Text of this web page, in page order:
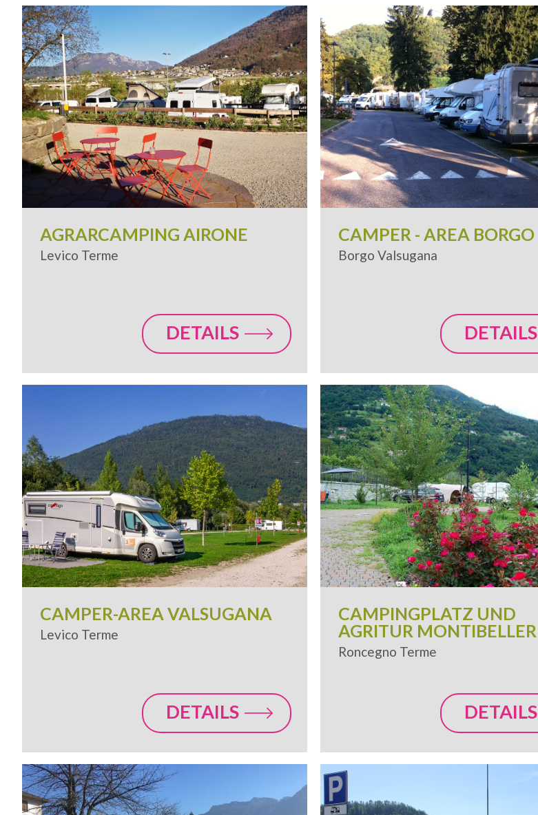
AGRARCAMPING AIRONE
Levico Terme
DETAILS
CAMPER - AREA BORGO
Borgo Valsugana
DETAILS
CAMPER-AREA VALSUGANA
Levico Terme
DETAILS
CAMPINGPLATZ UND
AGRITUR MONTIBELLER
Roncegno Terme
DETAILS